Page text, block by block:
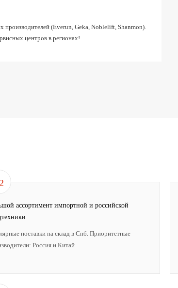
(Everun, Geka, Noblelift, Shanmon).
центров в регионах!
ассортимент импортной и российской
поставки на склад в Спб. Приоритетные
Россия и Китай